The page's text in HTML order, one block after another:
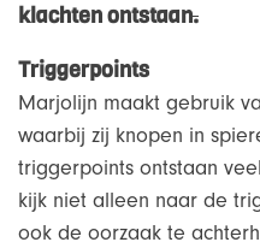
klachten ontstaan.
Triggerpoints
Marjolijn maakt gebruik
waarbij zij knopen in
triggerpoints ontstaan
kijk niet alleen naar de
ook de oorzaak te